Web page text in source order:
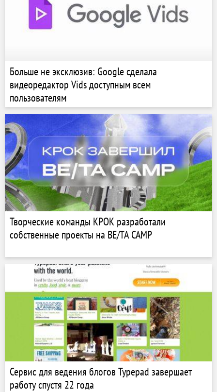
Больше не эксклюзив: Google сделала
видеоредактор Vids доступным всем
пользователям
Творческие команды КРОК разработали
собственные проекты на BE/TA CAMP
Сервис для ведения блогов Typepad завершает
работу спустя 22 года